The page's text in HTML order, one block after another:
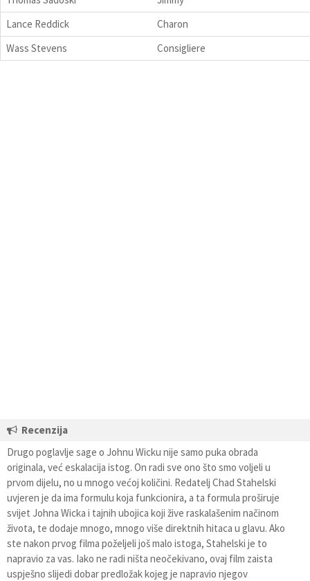
Lance Reddick
Charon
Wass Stevens
Consigliere
Recenzija
Drugo poglavlje sage o Johnu Wicku nije samo puka obrada
originala, već eskalacija istog. On radi sve ono što smo voljeli u
prvom dijelu, no u mnogo većoj količini. Redatelj Chad Stahelski
uvjeren je da ima formulu koja funkcionira, a ta formula proširuje
svijet Johna Wicka i tajnih ubojica koji žive raskalašenim načinom
života, te dodaje mnogo, mnogo više direktnih hitaca u glavu. Ako
ste nakon prvog filma poželjeli još malo istoga, Stahelski je to
napravio za vas. Iako ne radi ništa neočekivano, ovaj film zaista
uspješno slijedi dobar predložak kojeg je napravio njegov